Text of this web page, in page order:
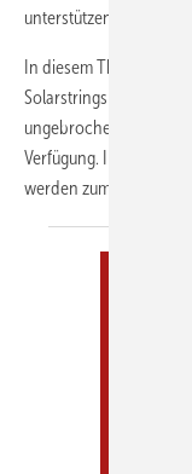
unterstützen diesen
In diesem Themenheft
Solarstrings und
ungebrochen,
Verfügung. Integriertes
werden zum